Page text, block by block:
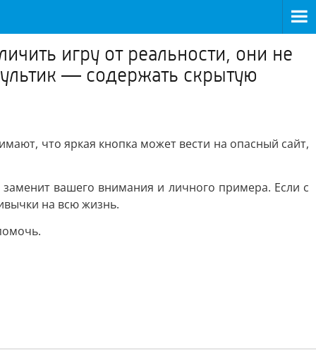
игру от реальности, они не
— содержать скрытую
что яркая кнопка может вести на опасный сайт,
вашего внимания и личного примера. Если с
на всю жизнь.